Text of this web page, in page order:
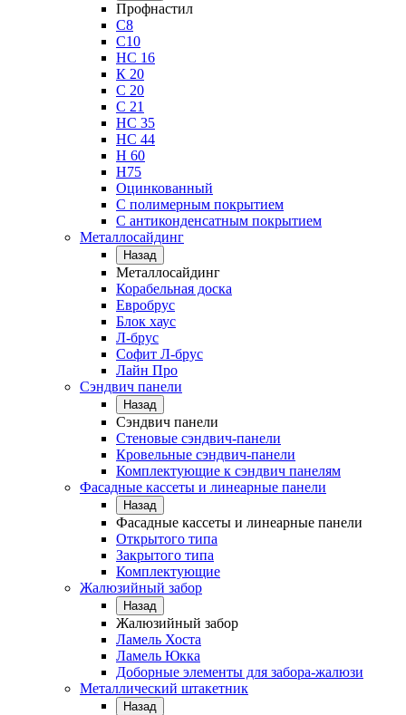
Профнастил
С8
С10
НС 16
К 20
С 20
С 21
НС 35
НС 44
Н 60
Н75
Оцинкованный
С полимерным покрытием
С антиконденсатным покрытием
Металлосайдинг
Назад
Металлосайдинг
Корабельная доска
Евробрус
Блок хаус
Л-брус
Софит Л-брус
Лайн Про
Сэндвич панели
Назад
Сэндвич панели
Стеновые сэндвич-панели
Кровельные сэндвич-панели
Комплектующие к сэндвич панелям
Фасадные кассеты и линеарные панели
Назад
Фасадные кассеты и линеарные панели
Открытого типа
Закрытого типа
Комплектующие
Жалюзийный забор
Назад
Жалюзийный забор
Ламель Хоста
Ламель Юкка
Доборные элементы для забора-жалюзи
Металлический штакетник
Назад